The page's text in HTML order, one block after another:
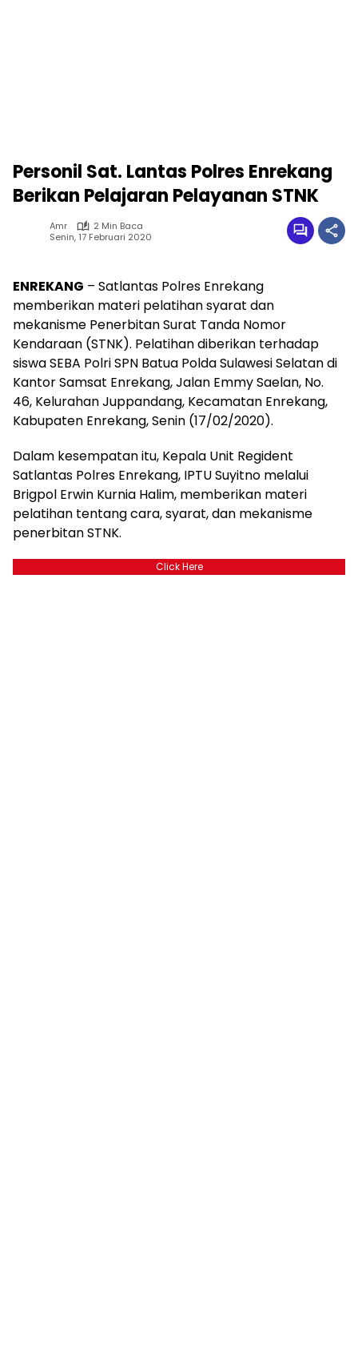
Personil Sat. Lantas Polres Enrekang
Berikan Pelajaran Pelayanan STNK
Amr
2 Min Baca
Senin, 17 Februari 2020
ENREKANG – Satlantas Polres Enrekang
memberikan materi pelatihan syarat dan
mekanisme Penerbitan Surat Tanda Nomor
Kendaraan (STNK). Pelatihan diberikan terhadap
siswa SEBA Polri SPN Batua Polda Sulawesi Selatan di
Kantor Samsat Enrekang, Jalan Emmy Saelan, No.
46, Kelurahan Juppandang, Kecamatan Enrekang,
Kabupaten Enrekang, Senin (17/02/2020).
Dalam kesempatan itu, Kepala Unit Regident
Satlantas Polres Enrekang, IPTU Suyitno melalui
Brigpol Erwin Kurnia Halim, memberikan materi
pelatihan tentang cara, syarat, dan mekanisme
penerbitan STNK.
Click Here